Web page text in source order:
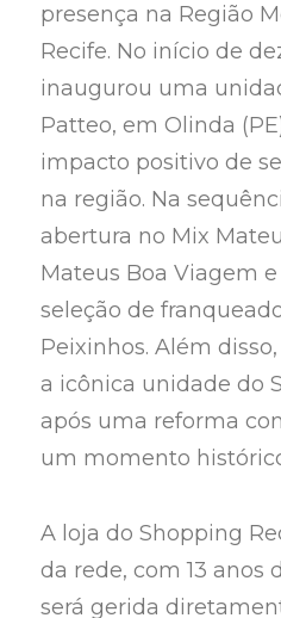
presença na Região
Recife. No início de
inaugurou uma
Patteo, em Olinda
impacto positivo de
na região. Na
abertura no Mix
Mateus Boa Viagem
seleção de
Peixinhos. Além
a icônica unidade do
após uma reforma
um momento
A loja do Shopping
da rede, com 13 anos
será gerida